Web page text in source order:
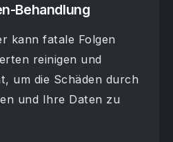
Behandlung
kann fatale Folgen
reinigen und
um die Schäden durch
und Ihre Daten zu